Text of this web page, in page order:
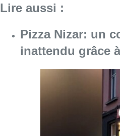
Lire aussi :
Pizza Nizar: un
inattendu grâce